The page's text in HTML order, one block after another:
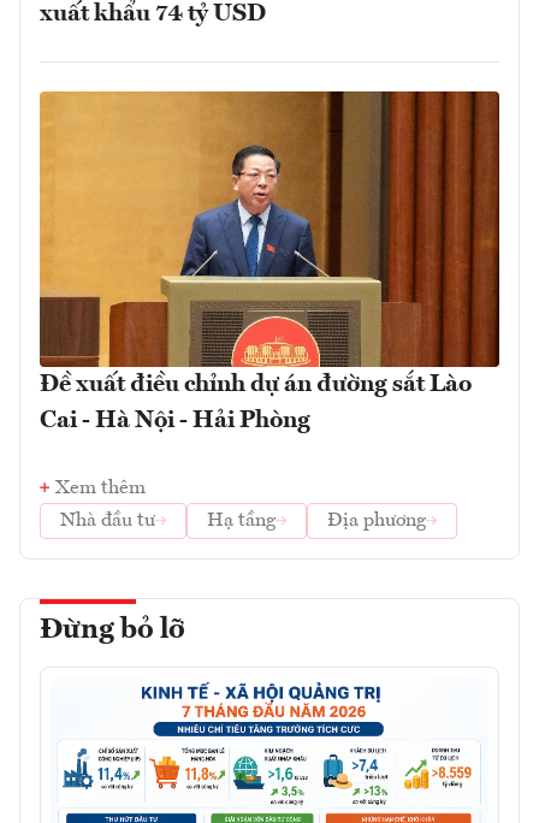
xuất khẩu 74 tỷ USD
Đề xuất điều chỉnh dự án đường sắt Lào
Cai - Hà Nội - Hải Phòng
Xem thêm
Nhà đầu tư
Hạ tầng Địa phương
Đừng bỏ lỡ